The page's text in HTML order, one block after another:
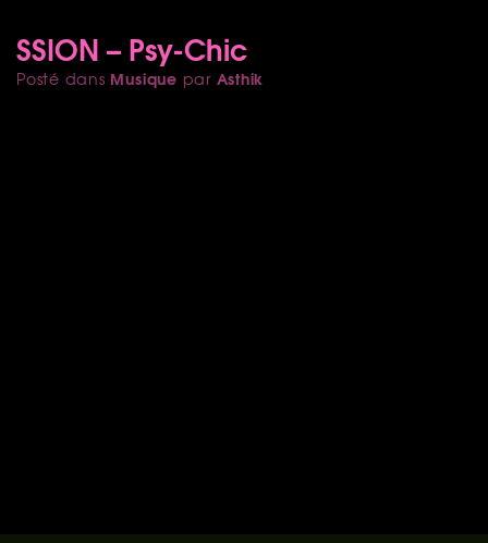
SSION – Psy-Chic
Posté dans Musique par Asthik